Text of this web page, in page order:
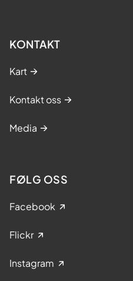
KONTAKT
Kart
Kontakt oss
Media
FØLG OSS
Facebook
Flickr
Instagram